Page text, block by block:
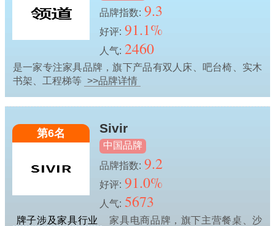
品牌指数: 9.3
好评: 91.1%
人气: 2460
是一家专注家具品牌，旗下产品有双人床、吧台椅、实木
书架、工程梯等 >>品牌详情
第6名 Sivir
中国品牌
品牌指数: 9.2
好评: 91.0%
人气: 5673
牌子涉及家具行业
家具电商品牌，旗下主营餐桌、沙